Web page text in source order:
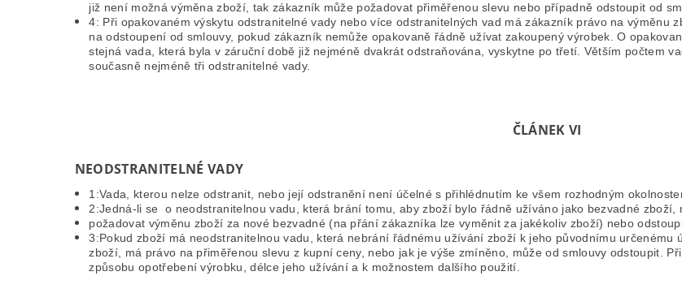
již není možná výměna zboží, tak zákazník může požadovat přiměřenou slevu nebo případně odstoupit od
4: Při opakovaném výskytu odstranitelné vady nebo více odstranitelných vad má zákazník právo na výměnu
na odstoupení od smlouvy, pokud zákazník nemůže opakovaně řádně užívat zakoupený výrobek. O
stejná vada, která byla v záruční době již nejméně dvakrát odstraňována, vyskytne po třetí. Větším počtem
současně nejméně tři odstranitelné vady.
ČLÁNEK VI
NEODSTRANITELNÉ VADY
1:Vada, kterou nelze odstranit, nebo její odstranění není účelné s přihlédnutím ke všem rozhodným
2:Jedná-li se o neodstranitelnou vadu, která brání tomu, aby zboží bylo řádně užíváno jako bezvadné zboží,
požadovat výměnu zboží za nové bezvadné (na přání zákazníka lze vyměnit za jakékoliv zboží) nebo
3:Pokud zboží má neodstranitelnou vadu, která nebrání řádnému užívání zboží k jeho původnímu určenému
zboží, má právo na přiměřenou slevu z kupní ceny, nebo jak je výše zmíněno, může od smlouvy odstoupit.
způsobu opotřebení výrobku, délce jeho užívání a k možnostem dalšího použití.